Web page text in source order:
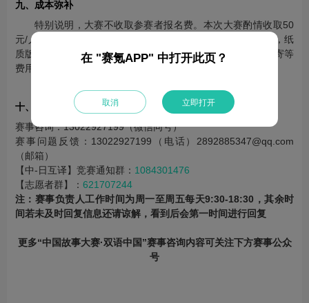
九、成本弥补
特别说明，大赛不收取参赛者报名费。本次大赛酌情收取50
元/人成本费，包括但不限于专家组织聘请费、专家组命题费，纸
质版盖章证书费用等（包含证书设计、打印、制作及物流邮寄等
费用的支出）。
十、联系方式
赛事咨询：13022927199（微信同号）
赛事问题反馈：13022927199（电话）2892885347@qq.com
（邮箱）
【中-日互译】竞赛通知群： 1084301476
【志愿者群】： 621707244
注：赛事负责人工作时间为周一至周五每天9:30-18:30，其余时
间若未及时回复信息还请谅解，看到后会第一时间进行回复
更多“中国故事大赛·双语中国”​赛事咨询内容可关注下方赛事公众
号
在 "赛氪APP" 中打开此页？
取消 立即打开